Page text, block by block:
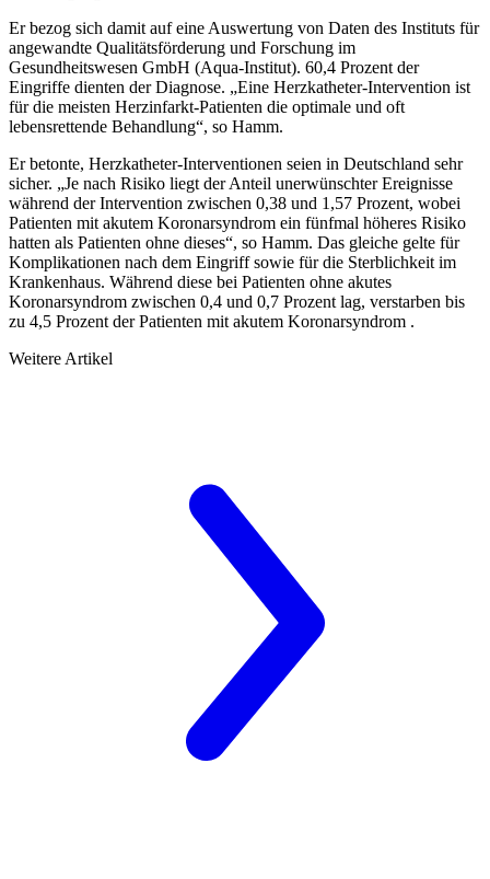
Er bezog sich damit auf eine Auswertung von Daten des Instituts für
angewandte Qualitätsförderung und Forschung im
Gesundheitswesen GmbH (Aqua-Institut). 60,4 Prozent der
Eingriffe dienten der Diagnose. „Eine Herzkatheter-Intervention ist
für die meisten Herzinfarkt-Patienten die optimale und oft
lebensrettende Behandlung“, so Hamm.
Er betonte, Herzkatheter-Interventionen seien in Deutschland sehr
sicher. „Je nach Risiko liegt der Anteil unerwünschter Ereignisse
während der Intervention zwischen 0,38 und 1,57 Prozent, wobei
Patienten mit akutem Koronarsyndrom ein fünfmal höheres Risiko
hatten als Patienten ohne dieses“, so Hamm. Das gleiche gelte für
Komplikationen nach dem Eingriff sowie für die Sterblichkeit im
Krankenhaus. Während diese bei Patien­ten ohne akutes
Koronarsyndrom zwischen 0,4 und 0,7 Prozent lag, verstarben bis
zu 4,5 Prozent der Patienten mit akutem Koronarsyndrom .
Weitere Artikel